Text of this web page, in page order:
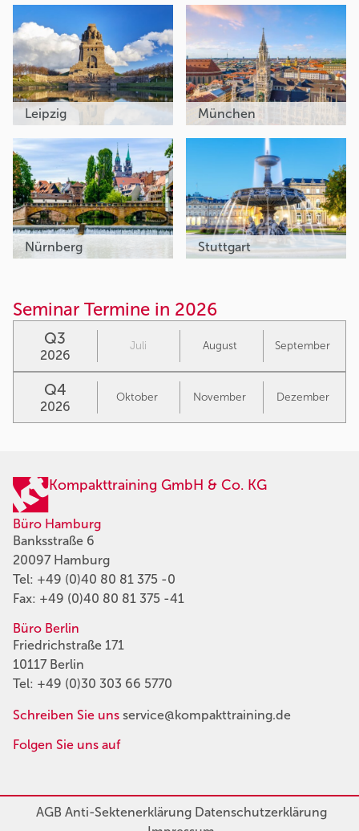
Leipzig München
Nürnberg Stuttgart
Seminar Termine in 2026
Q3
2026
Juli August September
Q4
2026
Oktober November Dezember
Kompakttraining GmbH & Co. KG
Büro Hamburg
Banksstraße 6
20097 Hamburg
Tel: +49 (0)40 80 81 375 -0
Fax: +49 (0)40 80 81 375 -41
Büro Berlin
Friedrichstraße 171
10117 Berlin
Tel: +49 (0)30 303 66 5770
Schreiben Sie uns service@kompakttraining.de
Folgen Sie uns auf
AGBAnti-SektenerklärungDatenschutzerklärung